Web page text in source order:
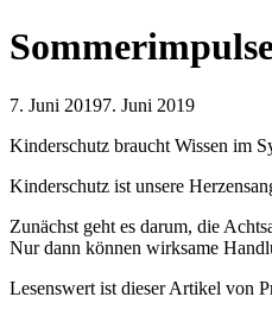
7. Juni 20197. Juni 2019
Kinderschutz braucht Wissen im
Kinderschutz ist unsere
Zunächst geht es darum, die
Nur dann können wirksame
Lesenswert ist dieser Artikel von